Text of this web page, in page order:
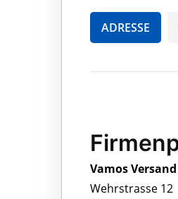
ADRESSE
Vamos Versand
Wehrstrasse 12